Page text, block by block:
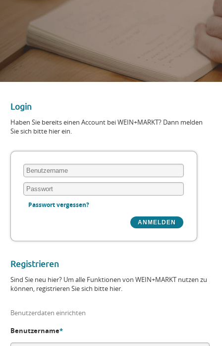
Login
Haben Sie bereits einen Account bei WEIN+MARKT? Dann melden
Sie sich bitte hier ein.
Passwort vergessen?
Registrieren
Sind Sie neu hier? Um alle Funktionen von WEIN+MARKT nutzen zu
können, registrieren Sie sich bitte hier.
Benutzerdaten einrichten
Benutzername*